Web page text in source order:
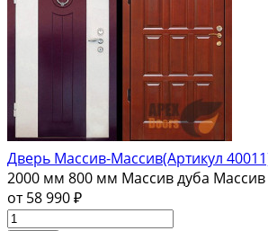
Дверь Массив-Массив(Артикул
2000 мм 800 мм Массив дуба Массив
от 58 990 ₽